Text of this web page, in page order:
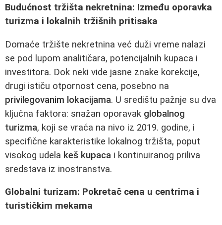
Budućnost tržišta nekretnina: Između oporavka
turizma i lokalnih tržišnih pritisaka
Domaće tržište nekretnina već duži vreme nalazi
se pod lupom analitičara, potencijalnih kupaca i
investitora. Dok neki vide jasne znake korekcije,
drugi ističu otpornost cena, posebno na
privilegovanim lokacijama. U središtu pažnje su dva
ključna faktora: snažan oporavak globalnog
turizma, koji se vraća na nivo iz 2019. godine, i
specifične karakteristike lokalnog tržišta, poput
visokog udela keš kupaca i kontinuiranog priliva
sredstava iz inostranstva.
Globalni turizam: Pokretač cena u centrima i
turističkim mekama